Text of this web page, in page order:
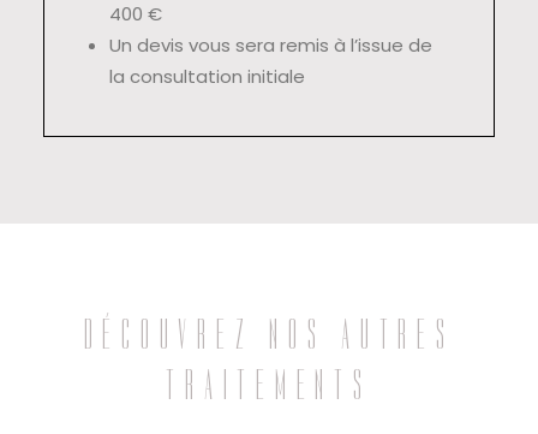
400 €
Un devis vous sera remis à l’issue de
la consultation initiale
DÉCOUVREZ NOS AUTRES
TRAITEMENTS